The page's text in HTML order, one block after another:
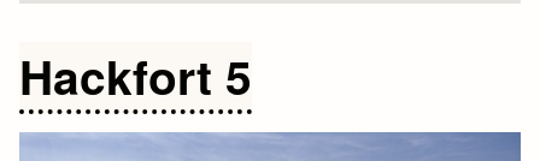
Hackfort 5